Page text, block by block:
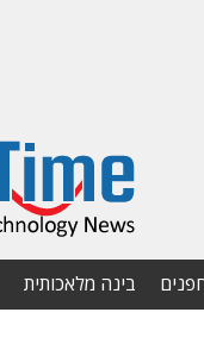
בינה מלאכותית